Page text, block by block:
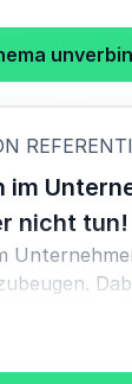
jedes
das gesamte
im
nicht tun!
ergreifen
zu